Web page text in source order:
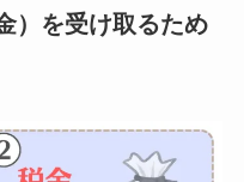
）を受け取るため